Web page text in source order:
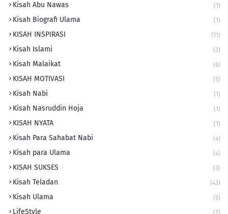
Kisah Abu Nawas (1)
Kisah Biografi Ulama (1)
KISAH INSPIRASI (11)
Kisah Islami (2)
Kisah Malaikat (6)
KISAH MOTIVASI (5)
Kisah Nabi (1)
Kisah Nasruddin Hoja (1)
KISAH NYATA (1)
Kisah Para Sahabat Nabi (4)
Kisah para Ulama (4)
KISAH SUKSES (3)
Kisah Teladan (43)
Kisah Ulama (5)
LifeStyle